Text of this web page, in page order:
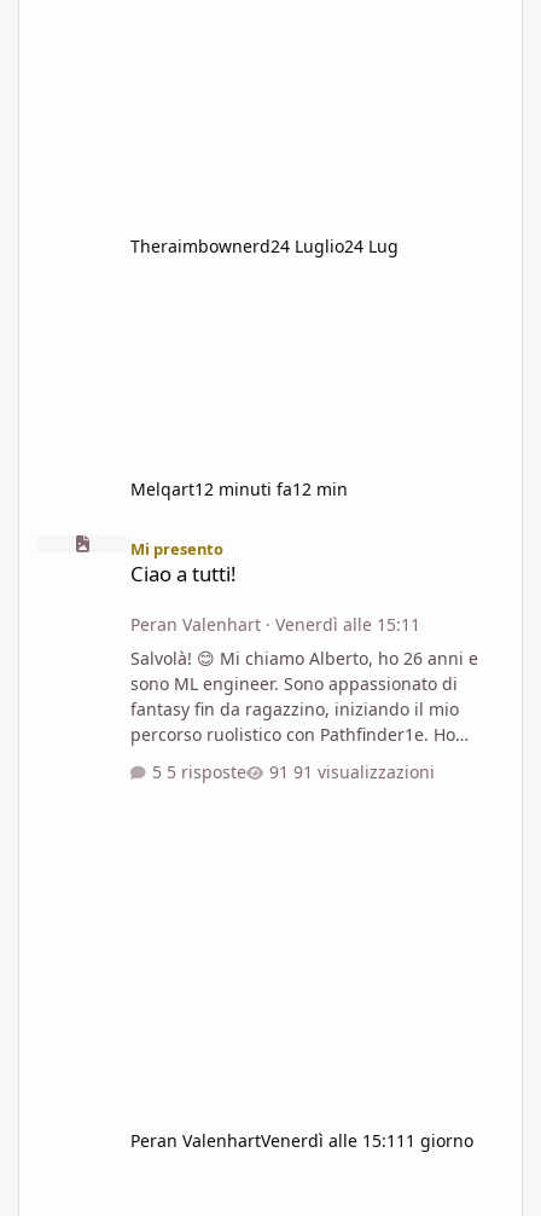
Theraimbownerd24 Luglio24 Lug
Melqart12 minuti fa12 min
Mi presento
Ciao a tutti!
Peran Valenhart· Venerdì alle 15:11
Salvolà! 😊 Mi chiamo Alberto, ho 26 anni e
sono ML engineer. Sono appassionato di
fantasy fin da ragazzino, iniziando il mio
percorso ruolistico con Pathfinder1e. Ho
Powered by Apocalypse e Fate Core. Ho
5 risposte 91 visualizzazioni
Peran ValenhartVenerdì alle 15:11 1 giorno